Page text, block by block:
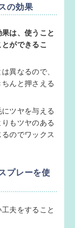
の効果
は、使うこと
ができるこ
異なるので、
んと押さえる
ツヤを与える
もツヤのある
のでワックス
プレーを使
夫をすること